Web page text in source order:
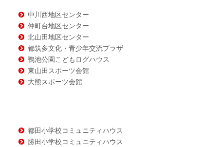
ツ
中川西地区センター
仲町台地区センター
北山田地区センター
都筑多文化・青少年交流プラザ
鴨池公園こどもログハウス
東山田スポーツ会館
大熊スポーツ会館
都田小学校コミュニティハウス
勝田小学校コミュニティハウス